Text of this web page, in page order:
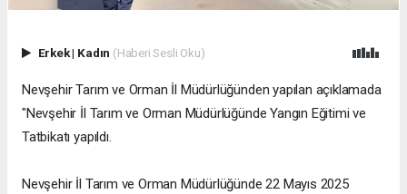
Erkek| Kadın (Haberi Sesli Oku)
Nevşehir Tarım ve Orman İl Müdürlüğünden yapılan açıklamada
"Nevşehir İl Tarım ve Orman Müdürlüğünde Yangın Eğitimi ve
Tatbikatı yapıldı.
Nevşehir İl Tarım ve Orman Müdürlüğünde 22 Mayıs 2025